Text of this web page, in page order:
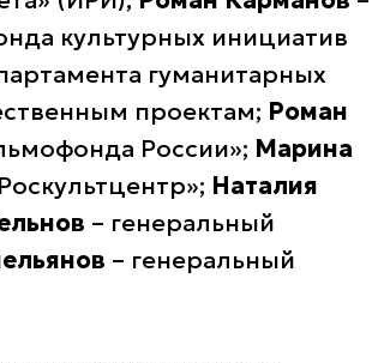
культурных инициатив
гуманитарных
проектам; Роман
России»; Марина
Наталия
– генеральный
– генеральный